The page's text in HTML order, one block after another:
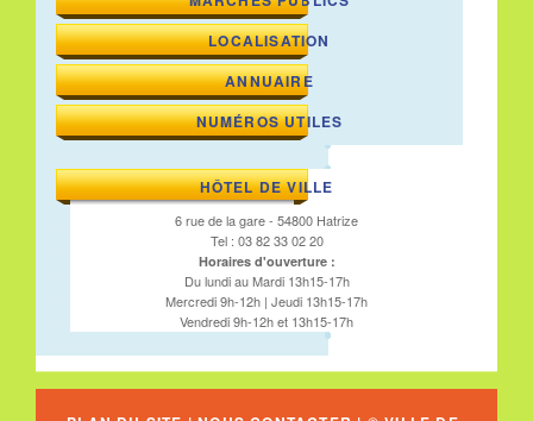
LOCALISATION
ANNUAIRE
NUMÉROS UTILES
HÔTEL DE VILLE
6 rue de la gare - 54800 Hatrize
Tel : 03 82 33 02 20
Horaires d'ouverture :
Du lundi au Mardi 13h15-17h
Mercredi 9h-12h | Jeudi 13h15-17h
Vendredi 9h-12h et 13h15-17h